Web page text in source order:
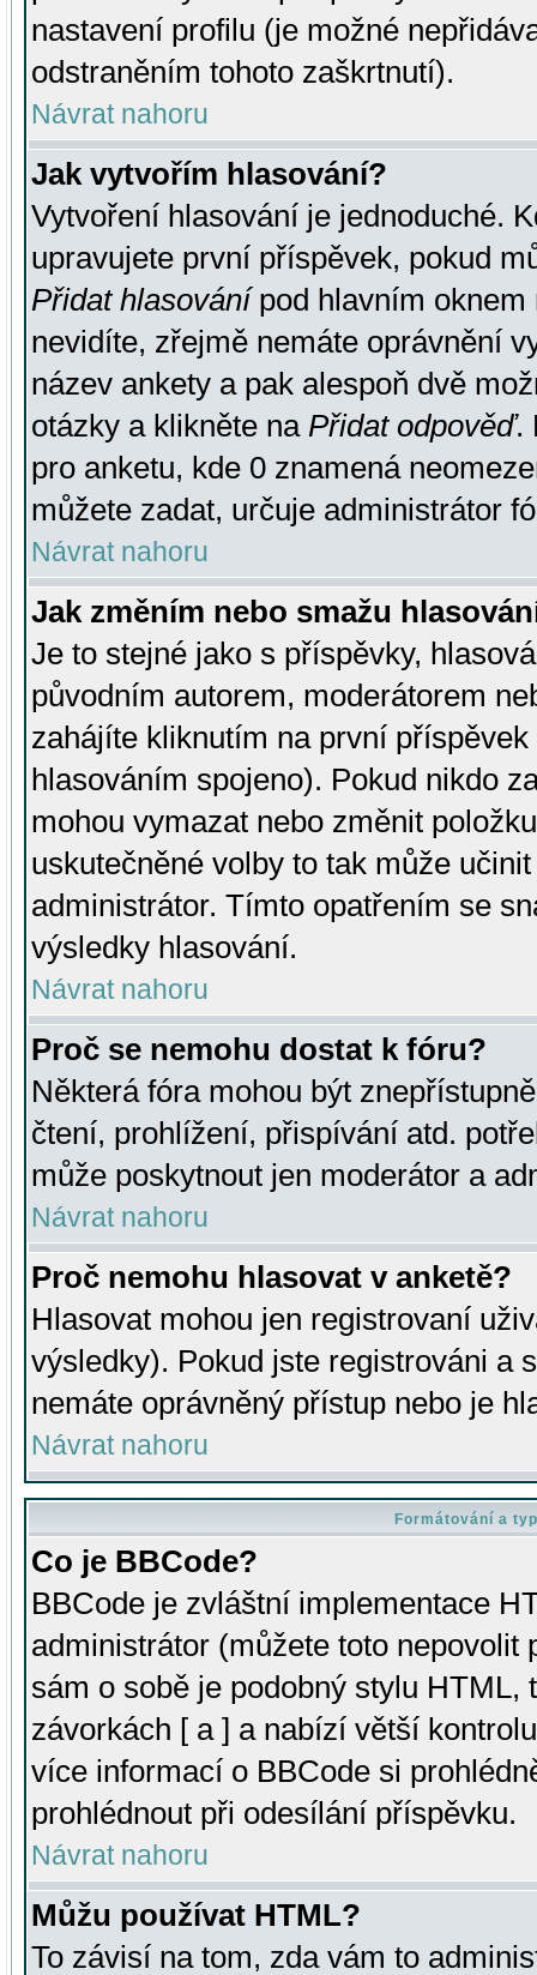
nastavení profilu (je možné
odstraněním tohoto zaškrtnutí).
Návrat nahoru
Jak vytvořím hlasování?
Vytvoření hlasování je jednoduché.
upravujete první příspěvek, pokud
Přidat hlasovánípod hlavním oknem
nevidíte, zřejmě nemáte oprávnění
název ankety a pak alespoň dvě
otázky a klikněte na Přidat odpověď.
pro anketu, kde 0 znamená
můžete zadat, určuje administrátor
Návrat nahoru
Jak změním nebo smažu
Je to stejné jako s příspěvky,
původním autorem, moderátorem
zahájíte kliknutím na první
hlasováním spojeno). Pokud nikdo
mohou vymazat nebo změnit
uskutečněné volby to tak může
administrátor. Tímto opatřením se
výsledky hlasování.
Návrat nahoru
Proč se nemohu dostat k fóru?
Některá fóra mohou být
čtení, prohlížení, přispívání atd.
může poskytnout jen moderátor a
Návrat nahoru
Proč nemohu hlasovat v anketě?
Hlasovat mohou jen registrovaní
výsledky). Pokud jste registrováni a
nemáte oprávněný přístup nebo je
Návrat nahoru
Formátování a
Co je BBCode?
BBCode je zvláštní implementace
administrátor (můžete toto
sám o sobě je podobný stylu HTML,
závorkách [ a ] a nabízí větší
více informací o BBCode si
prohlédnout při odesílání příspěvku.
Návrat nahoru
Můžu používat HTML?
To závisí na tom, zda vám to